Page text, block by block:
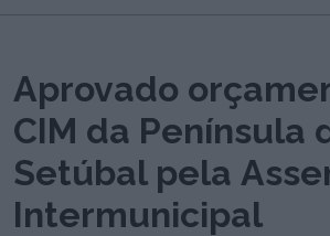
Aprovado
CIM da Península
Setúbal pela
Intermunicipal